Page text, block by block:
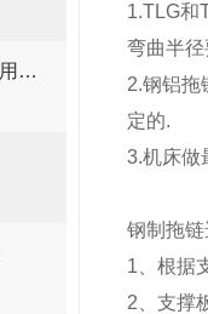
深入解析排屑器的工作原理与应用价值
1.TLG和
弯曲半
2.钢铝拖
定的.
3.机床做
钢制拖
1、根据
2、支撑